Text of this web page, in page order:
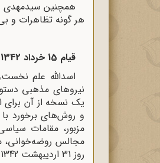
همچنین سیدمهدی
هر گونه تظاهرات و
قیام 15 خرداد 1342
اسدالله علم
نیروهای مذهبی
یک نسخه از آن برای
و روش‌های برخورد
مزبور، مقامات
مجالس روضه‌خوانی،
روز 31 اردیبهشت 1342 به تهران ارسال و موافقت شد که در ماه محرم در کرمانشاه اجرا شود.